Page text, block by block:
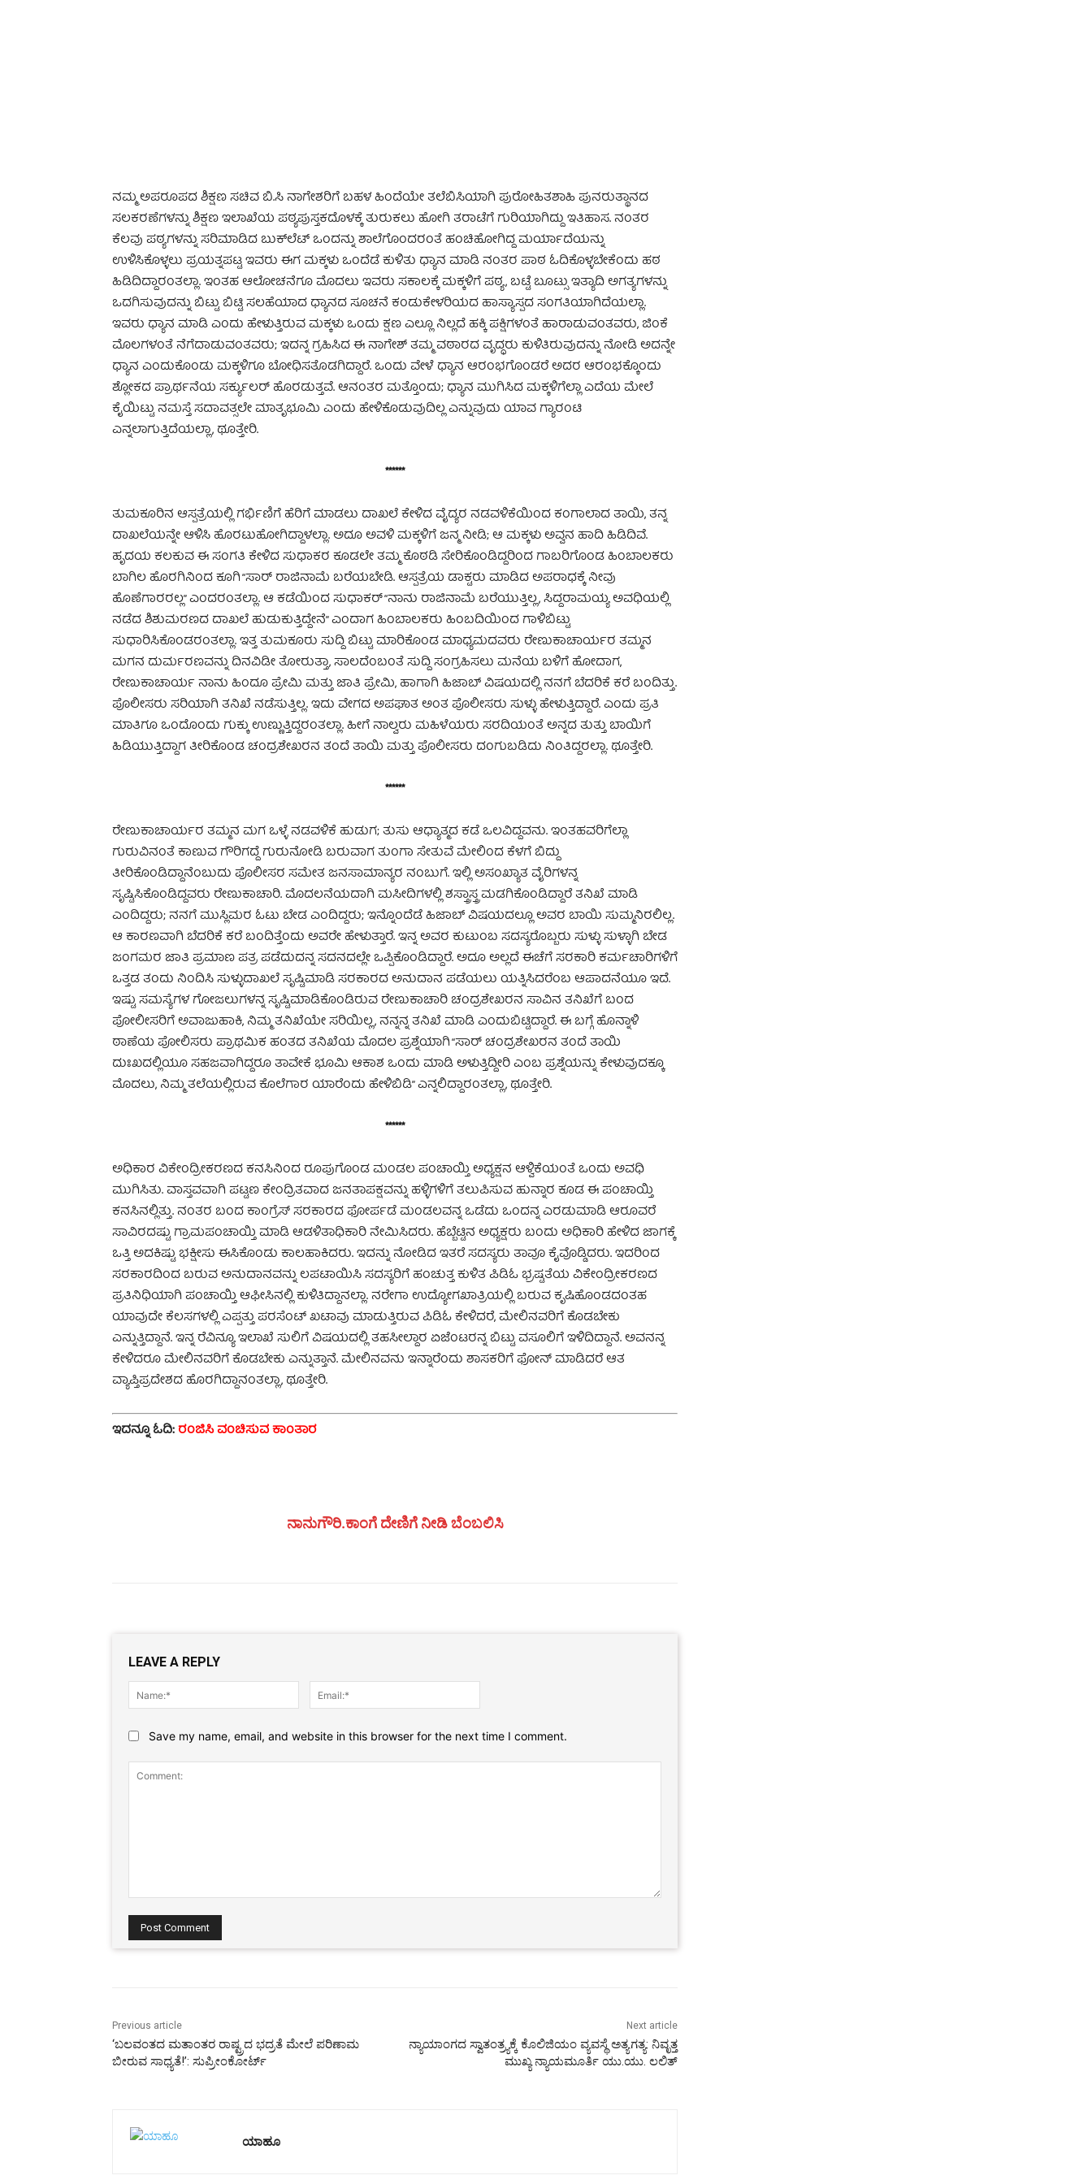
ನಮ್ಮ ಅಪರೂಪದ ಶಿಕ್ಷಣ ಸಚಿವ ಬಿ.ಸಿ ನಾಗೇಶರಿಗೆ ಬಹಳ ಹಿಂದೆಯೇ ತಲೆಬಿಸಿಯಾಗಿ ಪುರೋಹಿತಶಾಹಿ ಪುನರುತ್ಥಾನದ
ಸಲಕರಣೆಗಳನ್ನು ಶಿಕ್ಷಣ ಇಲಾಖೆಯ ಪಠ್ಯಪುಸ್ತಕದೊಳಕ್ಕೆ ತುರುಕಲು ಹೋಗಿ ತರಾಟೆಗೆ ಗುರಿಯಾಗಿದ್ದು ಇತಿಹಾಸ. ನಂತರ
ಕೆಲವು ಪಠ್ಯಗಳನ್ನು ಸರಿಮಾಡಿದ ಬುಕ್‌ಲೆಟ್ ಒಂದನ್ನು ಶಾಲೆಗೊಂದರಂತೆ ಹಂಚಿಹೋಗಿದ್ದ ಮರ್ಯಾದೆಯನ್ನು
ಉಳಿಸಿಕೊಳ್ಳಲು ಪ್ರಯತ್ನಪಟ್ಟ ಇವರು ಈಗ ಮಕ್ಕಳು ಒಂದೆಡೆ ಕುಳಿತು ಧ್ಯಾನ ಮಾಡಿ ನಂತರ ಪಾಠ ಓದಿಕೊಳ್ಳಬೇಕೆಂದು ಹಠ
ಹಿಡಿದಿದ್ದಾರಂತಲ್ಲಾ. ಇಂತಹ ಆಲೋಚನೆಗೂ ಮೊದಲು ಇವರು ಸಕಾಲಕ್ಕೆ ಮಕ್ಕಳಿಗೆ ಪಠ್ಯ, ಬಟ್ಟೆ ಬೂಟ್ಸು ಇತ್ಯಾದಿ ಅಗತ್ಯಗಳನ್ನು
ಒದಗಿಸುವುದನ್ನು ಬಿಟ್ಟು ಬಿಟ್ಟಿ ಸಲಹೆಯಾದ ಧ್ಯಾನದ ಸೂಚನೆ ಕಂಡುಕೇಳರಿಯದ ಹಾಸ್ಯಾಸ್ಪದ ಸಂಗತಿಯಾಗಿದೆಯಲ್ಲಾ.
ಇವರು ಧ್ಯಾನ ಮಾಡಿ ಎಂದು ಹೇಳುತ್ತಿರುವ ಮಕ್ಕಳು ಒಂದು ಕ್ಷಣ ಎಲ್ಲೂ ನಿಲ್ಲದೆ ಹಕ್ಕಿ ಪಕ್ಷಿಗಳಂತೆ ಹಾರಾಡುವಂತವರು, ಜಿಂಕೆ
ಮೊಲಗಳಂತೆ ನೆಗೆದಾಡುವಂತವರು; ಇದನ್ನ ಗ್ರಹಿಸಿದ ಈ ನಾಗೇಶ್ ತಮ್ಮ ವಠಾರದ ವೃದ್ಧರು ಕುಳಿತಿರುವುದನ್ನು ನೋಡಿ ಅದನ್ನೇ
ಧ್ಯಾನ ಎಂದುಕೊಂಡು ಮಕ್ಕಳಿಗೂ ಬೋಧಿಸತೊಡಗಿದ್ದಾರೆ. ಒಂದು ವೇಳೆ ಧ್ಯಾನ ಆರಂಭಗೊಂಡರೆ ಅದರ ಆರಂಭಕ್ಕೊಂದು
ಶ್ಲೋಕದ ಪ್ರಾರ್ಥನೆಯ ಸರ್ಕ್ಯುಲರ್ ಹೊರಡುತ್ತವೆ. ಆನಂತರ ಮತ್ತೊಂದು; ಧ್ಯಾನ ಮುಗಿಸಿದ ಮಕ್ಕಳಿಗೆಲ್ಲಾ ಎದೆಯ ಮೇಲೆ
ಕೈಯಿಟ್ಟು ನಮಸ್ತೆ ಸದಾವತ್ಸಲೇ ಮಾತೃಭೂಮಿ ಎಂದು ಹೇಳಿಕೊಡುವುದಿಲ್ಲ ಎನ್ನುವುದು ಯಾವ ಗ್ಯಾರಂಟಿ
ಎನ್ನಲಾಗುತ್ತಿದೆಯಲ್ಲಾ, ಥೂತ್ತೇರಿ.
******
ತುಮಕೂರಿನ ಆಸ್ಪತ್ರೆಯಲ್ಲಿ ಗರ್ಭಿಣಿಗೆ ಹೆರಿಗೆ ಮಾಡಲು ದಾಖಲೆ ಕೇಳಿದ ವೈದ್ಯರ ನಡವಳಿಕೆಯಿಂದ ಕಂಗಾಲಾದ ತಾಯಿ, ತನ್ನ
ದಾಖಲೆಯನ್ನೇ ಆಳಿಸಿ ಹೊರಟುಹೋಗಿದ್ದಾಳಲ್ಲಾ. ಅದೂ ಅವಳಿ ಮಕ್ಕಳಿಗೆ ಜನ್ಮ ನೀಡಿ; ಆ ಮಕ್ಕಳು ಅವ್ವನ ಹಾದಿ ಹಿಡಿದಿವೆ.
ಹೃದಯ ಕಲಕುವ ಈ ಸಂಗತಿ ಕೇಳಿದ ಸುಧಾಕರ ಕೂಡಲೇ ತಮ್ಮ ಕೊಠಡಿ ಸೇರಿಕೊಂಡಿದ್ದರಿಂದ ಗಾಬರಿಗೊಂಡ ಹಿಂಬಾಲಕರು
ಬಾಗಿಲ ಹೊರಗಿನಿಂದ ಕೂಗಿ “ಸಾರ್ ರಾಜಿನಾಮೆ ಬರೆಯಬೇಡಿ. ಆಸ್ಪತ್ರೆಯ ಡಾಕ್ಟರು ಮಾಡಿದ ಅಪರಾಧಕ್ಕೆ ನೀವು
ಹೊಣೆಗಾರರಲ್ಲ” ಎಂದರಂತಲ್ಲಾ. ಆ ಕಡೆಯಿಂದ ಸುಧಾಕರ್ “ನಾನು ರಾಜಿನಾಮೆ ಬರೆಯುತ್ತಿಲ್ಲ, ಸಿದ್ದರಾಮಯ್ಯ ಅವಧಿಯಲ್ಲಿ
ನಡೆದ ಶಿಶುಮರಣದ ದಾಖಲೆ ಹುಡುಕುತ್ತಿದ್ದೇನೆ” ಎಂದಾಗ ಹಿಂಬಾಲಕರು ಹಿಂಬದಿಯಿಂದ ಗಾಳಿಬಿಟ್ಟು
ಸುಧಾರಿಸಿಕೊಂಡರಂತಲ್ಲಾ. ಇತ್ತ ತುಮಕೂರು ಸುದ್ದಿ ಬಿಟ್ಟು ಮಾರಿಕೊಂಡ ಮಾಧ್ಯಮದವರು ರೇಣುಕಾಚಾರ್ಯರ ತಮ್ಮನ
ಮಗನ ದುರ್ಮರಣವನ್ನು ದಿನವಿಡೀ ತೋರುತ್ತಾ, ಸಾಲದೆಂಬಂತೆ ಸುದ್ದಿ ಸಂಗ್ರಹಿಸಲು ಮನೆಯ ಬಳಿಗೆ ಹೋದಾಗ,
ರೇಣುಕಾಚಾರ್ಯ ನಾನು ಹಿಂದೂ ಪ್ರೇಮಿ ಮತ್ತು ಜಾತಿ ಪ್ರೇಮಿ, ಹಾಗಾಗಿ ಹಿಜಾಬ್ ವಿಷಯದಲ್ಲಿ ನನಗೆ ಬೆದರಿಕೆ ಕರೆ ಬಂದಿತ್ತು.
ಪೊಲೀಸರು ಸರಿಯಾಗಿ ತನಿಖೆ ನಡೆಸುತ್ತಿಲ್ಲ. ಇದು ವೇಗದ ಅಪಘಾತ ಅಂತ ಪೊಲೀಸರು ಸುಳ್ಳು ಹೇಳುತ್ತಿದ್ದಾರೆ. ಎಂದು ಪ್ರತಿ
ಮಾತಿಗೂ ಒಂದೊಂದು ಗುಕ್ಕು ಉಣ್ಣುತ್ತಿದ್ದರಂತಲ್ಲಾ. ಹೀಗೆ ನಾಲ್ವರು ಮಹಿಳೆಯರು ಸರದಿಯಂತೆ ಅನ್ನದ ತುತ್ತು ಬಾಯಿಗೆ
ಹಿಡಿಯುತ್ತಿದ್ದಾಗ ತೀರಿಕೊಂಡ ಚಂದ್ರಶೇಖರನ ತಂದೆ ತಾಯಿ ಮತ್ತು ಪೊಲೀಸರು ದಂಗುಬಡಿದು ನಿಂತಿದ್ದರಲ್ಲಾ. ಥೂತ್ತೇರಿ.
******
ರೇಣುಕಾಚಾರ್ಯರ ತಮ್ಮನ ಮಗ ಒಳ್ಳೆ ನಡವಳಿಕೆ ಹುಡುಗ; ತುಸು ಆಧ್ಯಾತ್ಮದ ಕಡೆ ಒಲವಿದ್ದವನು. ಇಂತಹವರಿಗೆಲ್ಲಾ
ಗುರುವಿನಂತೆ ಕಾಣುವ ಗೌರಿಗದ್ದೆ ಗುರುನೋಡಿ ಬರುವಾಗ ತುಂಗಾ ಸೇತುವೆ ಮೇಲಿಂದ ಕೆಳಗೆ ಬಿದ್ದು
ತೀರಿಕೊಂಡಿದ್ದಾನೆಂಬುದು ಪೊಲೀಸರ ಸಮೇತ ಜನಸಾಮಾನ್ಯರ ನಂಬುಗೆ. ಇಲ್ಲಿ ಅಸಂಖ್ಯಾತ ವೈರಿಗಳನ್ನ
ಸೃಷ್ಟಿಸಿಕೊಂಡಿದ್ದವರು ರೇಣುಕಾಚಾರಿ. ಮೊದಲನೆಯದಾಗಿ ಮಸೀದಿಗಳಲ್ಲಿ ಶಸ್ತ್ರಾಸ್ತ್ರ ಮಡಗಿಕೊಂಡಿದ್ದಾರೆ ತನಿಖೆ ಮಾಡಿ
ಎಂದಿದ್ದರು; ನನಗೆ ಮುಸ್ಲಿಮರ ಓಟು ಬೇಡ ಎಂದಿದ್ದರು; ಇನ್ನೊಂದೆಡೆ ಹಿಜಾಬ್ ವಿಷಯದಲ್ಲೂ ಅವರ ಬಾಯಿ ಸುಮ್ಮನಿರಲಿಲ್ಲ.
ಆ ಕಾರಣವಾಗಿ ಬೆದರಿಕೆ ಕರೆ ಬಂದಿತ್ತೆಂದು ಅವರೇ ಹೇಳುತ್ತಾರೆ. ಇನ್ನ ಅವರ ಕುಟುಂಬ ಸದಸ್ಯರೊಬ್ಬರು ಸುಳ್ಳು ಸುಳ್ಳಾಗಿ ಬೇಡ
ಜಂಗಮರ ಜಾತಿ ಪ್ರಮಾಣ ಪತ್ರ ಪಡೆದುದನ್ನ ಸದನದಲ್ಲೇ ಒಪ್ಪಿಕೊಂಡಿದ್ದಾರೆ. ಅದೂ ಅಲ್ಲದೆ ಈಚೆಗೆ ಸರಕಾರಿ ಕರ್ಮಚಾರಿಗಳಿಗೆ
ಒತ್ತಡ ತಂದು ನಿಂದಿಸಿ ಸುಳ್ಳುದಾಖಲೆ ಸೃಷ್ಟಿಮಾಡಿ ಸರಕಾರದ ಅನುದಾನ ಪಡೆಯಲು ಯತ್ನಿಸಿದರೆಂಬ ಆಪಾದನೆಯೂ ಇದೆ.
ಇಷ್ಟು ಸಮಸ್ಯೆಗಳ ಗೋಜಲುಗಳನ್ನ ಸೃಷ್ಟಿಮಾಡಿಕೊಂಡಿರುವ ರೇಣುಕಾಚಾರಿ ಚಂದ್ರಶೇಖರನ ಸಾವಿನ ತನಿಖೆಗೆ ಬಂದ
ಪೋಲೀಸರಿಗೆ ಅವಾಜುಹಾಕಿ, ನಿಮ್ಮ ತನಿಖೆಯೇ ಸರಿಯಿಲ್ಲ, ನನ್ನನ್ನ ತನಿಖೆ ಮಾಡಿ ಎಂದುಬಿಟ್ಟಿದ್ದಾರೆ. ಈ ಬಗ್ಗೆ ಹೊನ್ನಾಳಿ
ಠಾಣೆಯ ಪೋಲಿಸರು ಪ್ರಾಥಮಿಕ ಹಂತದ ತನಿಖೆಯ ಮೊದಲ ಪ್ರಶ್ನೆಯಾಗಿ “ಸಾರ್ ಚಂದ್ರಶೇಖರನ ತಂದೆ ತಾಯಿ
ದುಃಖದಲ್ಲಿಯೂ ಸಹಜವಾಗಿದ್ದರೂ ತಾವೇಕೆ ಭೂಮಿ ಆಕಾಶ ಒಂದು ಮಾಡಿ ಅಳುತ್ತಿದ್ದೀರಿ ಎಂಬ ಪ್ರಶ್ನೆಯನ್ನು ಕೇಳುವುದಕ್ಕೂ
ಮೊದಲು, ನಿಮ್ಮ ತಲೆಯಲ್ಲಿರುವ ಕೊಲೆಗಾರ ಯಾರೆಂದು ಹೇಳಿಬಿಡಿ” ಎನ್ನಲಿದ್ದಾರಂತಲ್ಲಾ, ಥೂತ್ತೇರಿ.
******
ಅಧಿಕಾರ ವಿಕೇಂದ್ರೀಕರಣದ ಕನಸಿನಿಂದ ರೂಪುಗೊಂಡ ಮಂಡಲ ಪಂಚಾಯ್ತಿ ಅಧ್ಯಕ್ಷನ ಆಳ್ವಿಕೆಯಂತೆ ಒಂದು ಅವಧಿ
ಮುಗಿಸಿತು. ವಾಸ್ತವವಾಗಿ ಪಟ್ಟಣ ಕೇಂದ್ರಿತವಾದ ಜನತಾಪಕ್ಷವನ್ನು ಹಳ್ಳಿಗಳಿಗೆ ತಲುಪಿಸುವ ಹುನ್ನಾರ ಕೂಡ ಈ ಪಂಚಾಯ್ತಿ
ಕನಸಿನಲ್ಲಿತ್ತು. ನಂತರ ಬಂದ ಕಾಂಗ್ರೆಸ್ ಸರಕಾರದ ಫೋರ್ಪಡೆ ಮಂಡಲವನ್ನ ಒಡೆದು ಒಂದನ್ನ ಎರಡುಮಾಡಿ ಆರೂವರೆ
ಸಾವಿರದಷ್ಟು ಗ್ರಾಮಪಂಚಾಯ್ತಿ ಮಾಡಿ ಆಡಳಿತಾಧಿಕಾರಿ ನೇಮಿಸಿದರು. ಹೆಬ್ಬೆಟ್ಟಿನ ಅಧ್ಯಕ್ಷರು ಬಂದು ಅಧಿಕಾರಿ ಹೇಳಿದ ಜಾಗಕ್ಕೆ
ಒತ್ತಿ ಅದಕಿಷ್ಟು ಭಕ್ಷೀಸು ಈಸಿಕೊಂಡು ಕಾಲಹಾಕಿದರು. ಇದನ್ನು ನೋಡಿದ ಇತರೆ ಸದಸ್ಯರು ತಾವೂ ಕೈವೊಡ್ಡಿದರು. ಇದರಿಂದ
ಸರಕಾರದಿಂದ ಬರುವ ಅನುದಾನವನ್ನು ಲಪಟಾಯಿಸಿ ಸದಸ್ಯರಿಗೆ ಹಂಚುತ್ತ ಕುಳಿತ ಪಿಡಿಓ ಭ್ರಷ್ಟತೆಯ ವಿಕೇಂದ್ರೀಕರಣದ
ಪ್ರತಿನಿಧಿಯಾಗಿ ಪಂಚಾಯ್ತಿ ಆಫೀಸಿನಲ್ಲಿ ಕುಳಿತಿದ್ದಾನಲ್ಲಾ. ನರೇಗಾ ಉದ್ಯೋಗಖಾತ್ರಿಯಲ್ಲಿ ಬರುವ ಕೃಷಿಹೊಂಡದಂತಹ
ಯಾವುದೇ ಕೆಲಸಗಳಲ್ಲಿ ಎಪ್ಪತ್ತು ಪರಸೆಂಟ್ ಖಟಾವು ಮಾಡುತ್ತಿರುವ ಪಿಡಿಓ ಕೇಳಿದರೆ, ಮೇಲಿನವರಿಗೆ ಕೊಡಬೇಕು
ಎನ್ನುತ್ತಿದ್ದಾನೆ. ಇನ್ನ ರೆವಿನ್ಯೂ ಇಲಾಖೆ ಸುಲಿಗೆ ವಿಷಯದಲ್ಲಿ ತಹಸೀಲ್ದಾರ ಏಜೆಂಟರನ್ನ ಬಿಟ್ಟು ವಸೂಲಿಗೆ ಇಳಿದಿದ್ದಾನೆ. ಅವನನ್ನ
ಕೇಳಿದರೂ ಮೇಲಿನವರಿಗೆ ಕೊಡಬೇಕು ಎನ್ನುತ್ತಾನೆ. ಮೇಲಿನವನು ಇನ್ನಾರೆಂದು ಶಾಸಕರಿಗೆ ಫೋನ್ ಮಾಡಿದರೆ ಆತ
ವ್ಯಾಪ್ತಿಪ್ರದೇಶದ ಹೊರಗಿದ್ದಾನಂತಲ್ಲಾ, ಥೂತ್ತೇರಿ.
ಇದನ್ನೂ ಓದಿ:ರಂಜಿಸಿ ವಂಚಿಸುವ ಕಾಂತಾರ
ನಾನುಗೌರಿ.ಕಾಂಗೆ ದೇಣಿಗೆ ನೀಡಿ ಬೆಂಬಲಿಸಿ
LEAVE A REPLY
Name:*
Save my name, email, and website in this browser for the next time I comment.
Previous article
‘ಬಲವಂತದ ಮತಾಂತರ ರಾಷ್ಟ್ರದ ಭದ್ರತೆ ಮೇಲೆ ಪರಿಣಾಮ
ಬೀರುವ ಸಾಧ್ಯತೆ!’: ಸುಪ್ರೀಂಕೋರ್ಟ್‌
Next article
ನ್ಯಾಯಾಂಗದ ಸ್ವಾತಂತ್ರ್ಯಕ್ಕೆ ಕೊಲಿಜಿಯಂ ವ್ಯವಸ್ಥೆ ಅತ್ಯಗತ್ಯ: ನಿವೃತ್ತ
ಮುಖ್ಯ ನ್ಯಾಯಮೂರ್ತಿ ಯು.ಯು. ಲಲಿತ್
ಯಾಹೂ